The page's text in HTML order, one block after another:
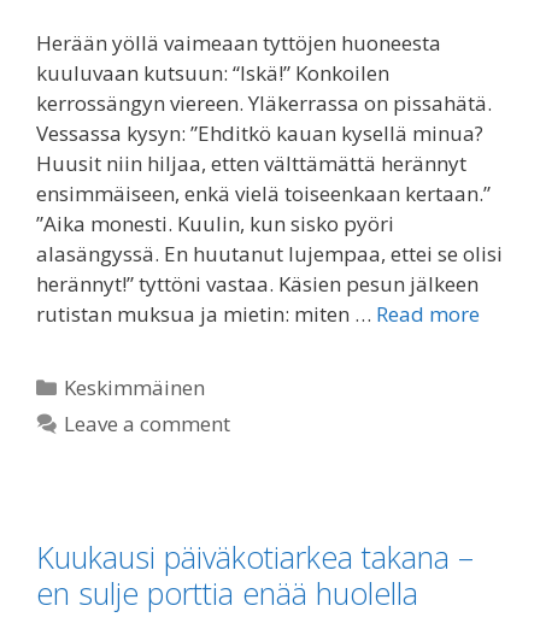
Herään yöllä vaimeaan tyttöjen huoneesta
kuuluvaan kutsuun: “Iskä!” Konkoilen
kerrossängyn viereen. Yläkerrassa on pissahätä.
Vessassa kysyn: ”Ehditkö kauan kysellä minua?
Huusit niin hiljaa, etten välttämättä herännyt
ensimmäiseen, enkä vielä toiseenkaan kertaan.”
”Aika monesti. Kuulin, kun sisko pyöri
alasängyssä. En huutanut lujempaa, ettei se olisi
herännyt!” tyttöni vastaa. Käsien pesun jälkeen
rutistan muksua ja mietin: miten … Read more
Categories
Keskimmäinen
Leave a comment
Kuukausi päiväkotiarkea takana –
en sulje porttia enää huolella